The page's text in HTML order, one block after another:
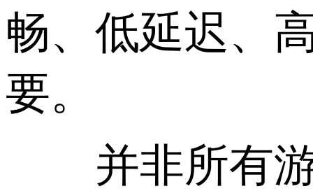
畅、低延迟、
要。
并非所有游